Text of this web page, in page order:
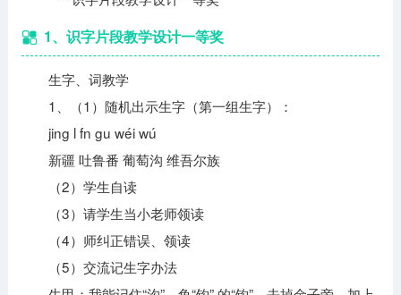
1、识字片段教学设计一等奖
生字、词教学
1、（1）随机出示生字（第一组生字）：
jing l fn gu wéi wú
新疆 吐鲁番 葡萄沟 维吾尔族
（2）学生自读
（3）请学生当小老师领读
（4）师纠正错误、领读
（5）交流记生字办法